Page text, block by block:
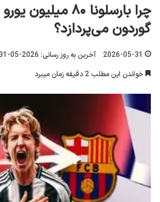
چرا بارسلونا ۸۰
گوردون می‌پردازد؟
2026-05-31 آخرین به روز رسانی: 2026-05-31
خواندن این مطلب 2 دقیقه زمان میبرد